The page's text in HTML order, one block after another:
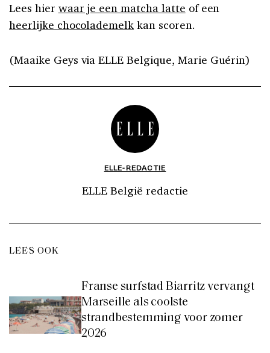
Lees hier waar je een matcha latte of een
heerlijke chocolademelk kan scoren.
(Maaike Geys via ELLE Belgique, Marie Guérin)
ELLE-REDACTIE
ELLE België redactie
LEES OOK
Franse surfstad Biarritz vervangt
Marseille als coolste
strandbestemming voor zomer
2026